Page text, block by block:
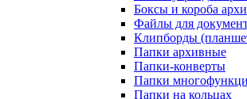
Боксы и короба
Файлы для
Клипборды
Папки архивные
Папки-конверты
Папки
Папки на кольцах